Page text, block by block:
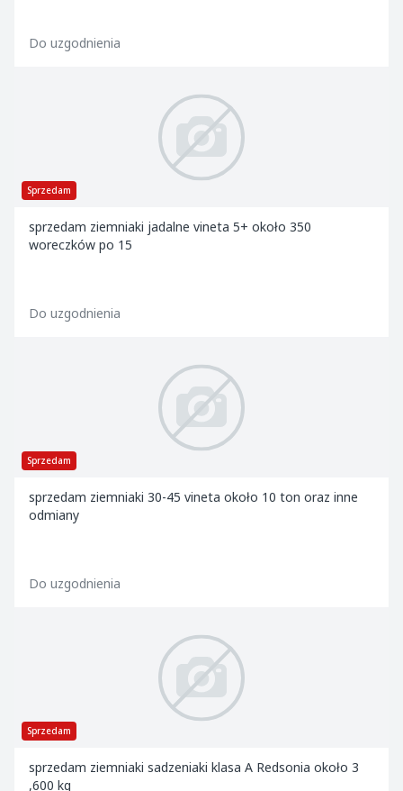
Do uzgodnienia
Sprzedam
sprzedam ziemniaki jadalne vineta 5+ około 350
woreczków po 15
Do uzgodnienia
Sprzedam
sprzedam ziemniaki 30-45 vineta około 10 ton oraz inne
odmiany
Do uzgodnienia
Sprzedam
sprzedam ziemniaki sadzeniaki klasa A Redsonia około 3
,600 kg